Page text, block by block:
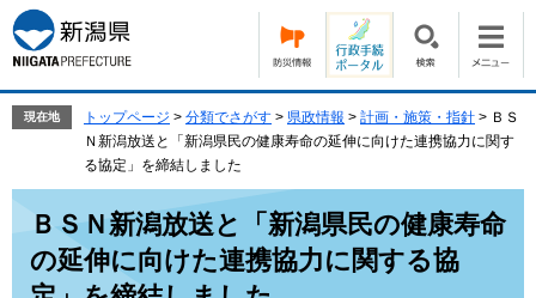
ー
ジ
の
す。
ニ
ュ
ー
し
現在地 トップページ > 分類でさがす > 県政情報 > 計画・施策・指針 > ＢＳ
Ｎ新潟放送と「新潟県民の健康寿命の延伸に向けた連携協力に関す
る協定」を締結しました
ＢＳＮ新潟放送と「新潟県民の健康寿命
の延伸に向けた連携協力に関する協